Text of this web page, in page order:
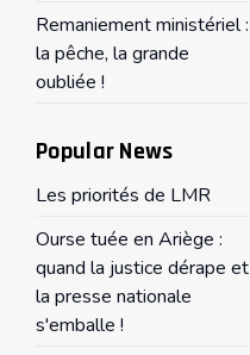
Remaniement ministériel :
la pêche, la grande
oubliée !
Popular News
Les priorités de LMR
Ourse tuée en Ariège :
quand la justice dérape et
la presse nationale
s'emballe !